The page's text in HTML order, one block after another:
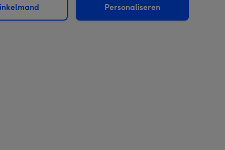
Personaliseren